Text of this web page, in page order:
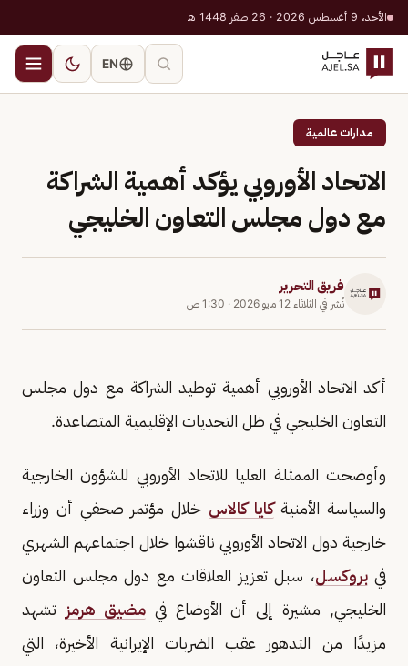
الأحد، 9 أغسطس 2026 · 26 صفر 1448 هـ
EN
مدارات عالمية
الاتحاد الأوروبي يؤكد أهمية الشراكة
مع دول مجلس التعاون الخليجي
فريق التحرير
نُشر في الثلاثاء 12 مايو 2026 · 1:30 ص
أكد الاتحاد الأوروبي أهمية توطيد الشراكة مع دول مجلس
التعاون الخليجي في ظل التحديات الإقليمية المتصاعدة.
وأوضحت الممثلة العليا للاتحاد الأوروبي للشؤون الخارجية
والسياسة الأمنيةكايا كالاس خلال مؤتمر صحفي أن وزراء
خارجية دول الاتحاد الأوروبي ناقشوا خلال اجتماعهم الشهري
فيبروكسل، سبل تعزيز العلاقات مع دول مجلس التعاون
الخليجي, مشيرة إلى أن الأوضاع فيمضيق هرمز تشهد
مزيدًا من التدهور عقب الضربات الإيرانية الأخيرة، التي